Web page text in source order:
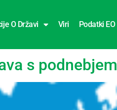
O Državi Viri Podatki EO
s podnebjem